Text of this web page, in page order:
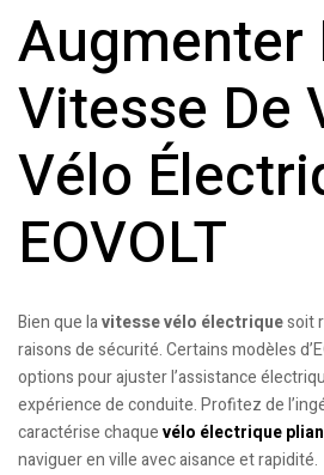
Augmenter
Vitesse De
Vélo
EOVOLT
Bien que lavitesse vélo électriquesoit
raisons de sécurité. Certains modèles
options pour ajuster l’assistance
expérience de conduite. Profitez de
caractérise chaquevélo électrique
naviguer en ville avec aisance et rapidité.